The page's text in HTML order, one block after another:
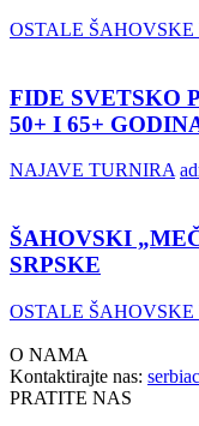
OSTALE ŠAHOVSKE
FIDE SVETSKO
50+ I 65+
NAJAVE TURNIRA
ŠAHOVSKI
SRPSKE
OSTALE ŠAHOVSKE
O NAMA
Kontaktirajte nas:
PRATITE NAS